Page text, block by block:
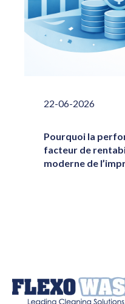
22-06-2026
Pourquoi la
facteur de
moderne de